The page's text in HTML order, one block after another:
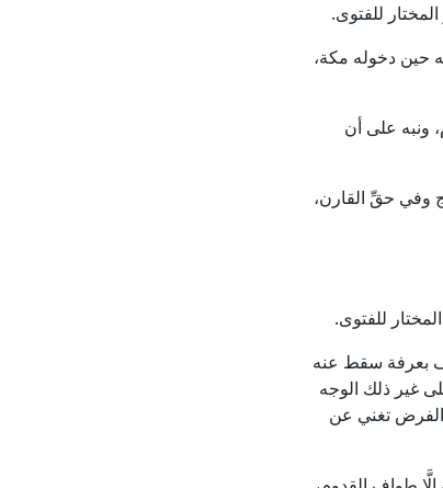
للفتوى.
وأول وقته حين دخوله مكة،
القدوم، ونبه على أن
حقِّ مُفْرِد الحج وفي حقِّ القارن،
للفتوى.
لم يدخل مكة ووقف بعرفة سقط عنه
غير ذلك الوجه
الفرض تغني عن